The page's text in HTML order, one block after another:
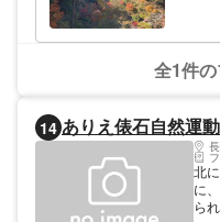
全1件
14 ありえ俵石自然運
北
に
ら